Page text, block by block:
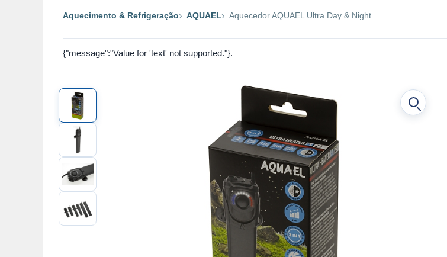
Aquecimento & Refrigeração AQUAEL Aquecedor AQUAEL Ultra Day & Night
{"message":"Value for 'text' not supported."}.